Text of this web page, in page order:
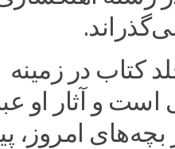
کتاب در زمینه
و آثار او
امروز،